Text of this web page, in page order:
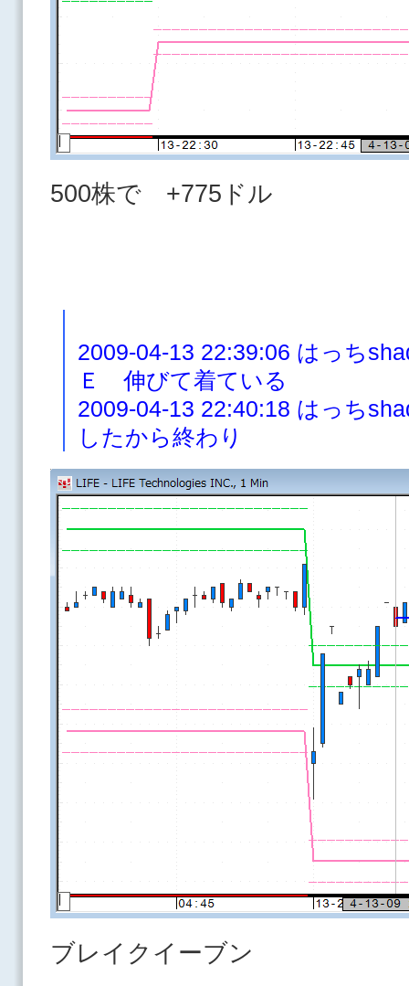
500株で +775ドル
2009-04-13 22:39:06 はっち
Ｅ 伸びて着ている
2009-04-13 22:40:18 はっち
したから終わり
ブレイクイーブン